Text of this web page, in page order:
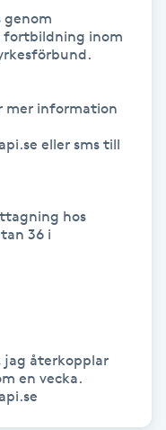
genom
fortbildning inom
mer information
eller sms till
hos
36 i
jag återkopplar
en vecka.